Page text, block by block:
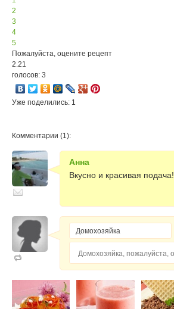
2
3
4
5
Пожалуйста, оцените рецепт
2.21
голосов: 3
Уже поделились: 1
Комментарии (1):
Анна
Вкусно и красивая подача!